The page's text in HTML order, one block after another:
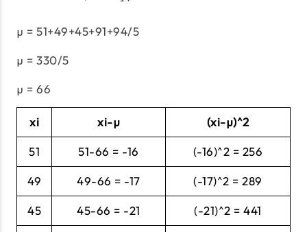
µ = 51+49+45+91+94/5
µ = 330/5
µ = 66
xi xi-µ (xi-µ)^2
51 51-66 = -16 (-16)^2 = 256
49 49-66 = -17 (-17)^2 = 289
45 45-66 = -21 (-21)^2 = 441